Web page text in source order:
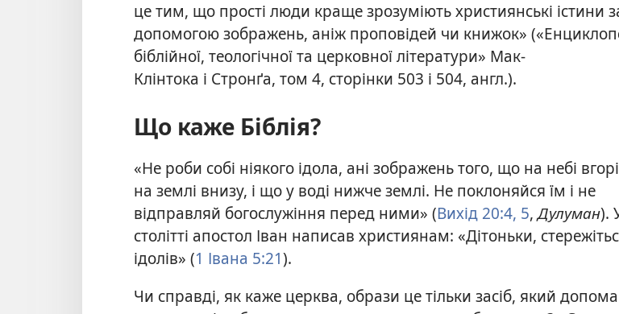
це тим, що прості люди краще зрозуміють християнські істини
допомогою зображень, аніж проповідей чи книжок»
біблійної, теологічної та церковної літератури» Мак-
Клінтока і Стронґа, том 4, сторінки 503 і 504, англ.).
Що каже Біблія?
«Не роби собі ніякого ідола, ані зображень того, що на небі
на землі внизу, і що у воді нижче землі. Не поклоняйся їм і не
відправляй богослужіння перед ними» (Вихід 20:4, 5,Дулуман).
столітті апостол Іван написав християнам: «Дітоньки,
ідолів» (1 Івана 5:21).
Чи справді, як каже церква, образи це тільки засіб, який